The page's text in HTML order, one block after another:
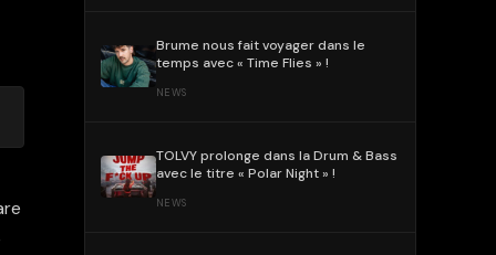
Brume nous fait voyager dans le
temps avec « Time Flies » !
NEWS
TOLVY prolonge dans la Drum & Bass
avec le titre « Polar Night » !
NEWS